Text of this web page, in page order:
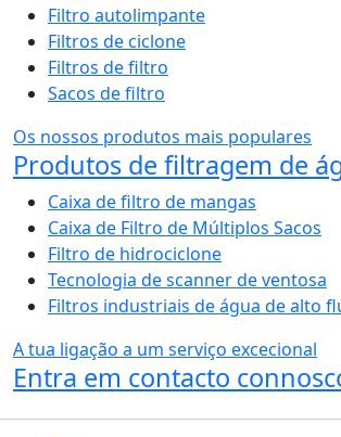
Filtro autolimpante
Filtros de ciclone
Filtros de filtro
Sacos de filtro
Os nossos produtos mais populares
Produtos de filtragem de
Caixa de filtro de mangas
Caixa de Filtro de Múltiplos Sacos
Filtro de hidrociclone
Tecnologia de scanner de ventosa
Filtros industriais de água de alto
A tua ligação a um serviço excecional
Entra em contacto